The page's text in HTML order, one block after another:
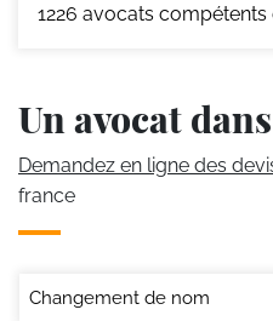
1226 avocats compétents
Un avocat
Demandez en ligne des
france
Changement de nom